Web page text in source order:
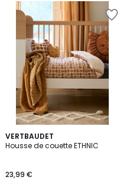
VERTBAUDET
Housse de couette ETHNIC
23,99 €